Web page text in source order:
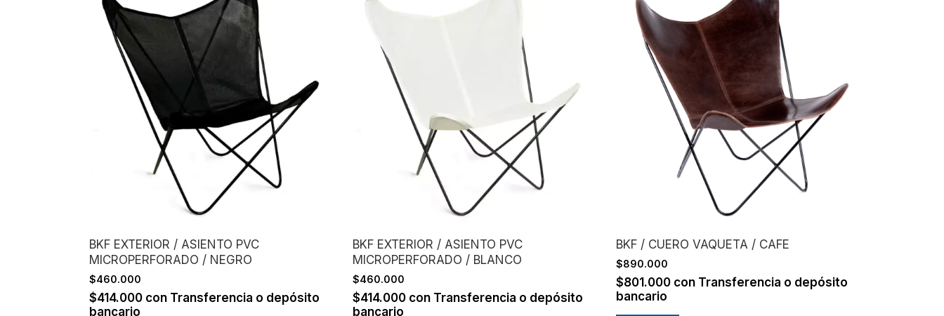
BKF EXTERIOR / ASIENTO PVC
MICROPERFORADO / NEGRO
$460.000
$414.000 con Transferencia o depósito
bancario
BKF EXTERIOR / ASIENTO PVC
MICROPERFORADO / BLANCO
$460.000
$414.000 con Transferencia o depósito
bancario
BKF / CUERO VAQUETA / CAFE
$890.000
$801.000 con Transferencia o depósito
bancario